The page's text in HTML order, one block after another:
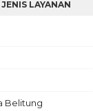
JENIS LAYANAN
Belitung